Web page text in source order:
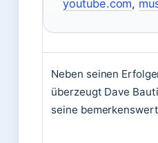
youtube.com,
Neben seinen
überzeugt Dave
seine